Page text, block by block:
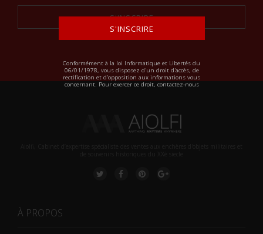
S'INSCRIRE
Conformément à la loi Informatique et Libertés du
06/01/1978, vous disposez d'un droit d'accès, de
rectification et d'opposition aux informations vous
concernant. Pour exercer ce droit, contactez-nous
S'INSCRIRE
À PROPOS